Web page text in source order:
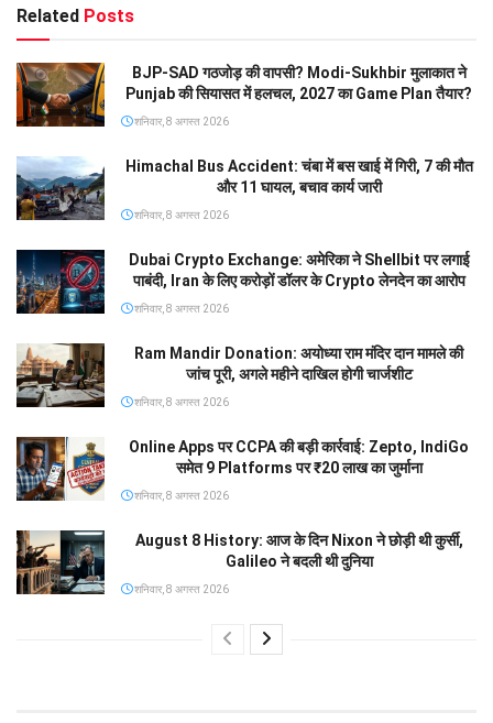
Related Posts
BJP-SAD गठजोड़ की वापसी? Modi-Sukhbir मुलाकात ने
Punjab की सियासत में हलचल, 2027 का Game Plan तैयार?
शनिवार, 8 अगस्त 2026
Himachal Bus Accident: चंबा में बस खाई में गिरी, 7 की मौत
और 11 घायल, बचाव कार्य जारी
शनिवार, 8 अगस्त 2026
Dubai Crypto Exchange: अमेरिका ने Shellbit पर लगाई
पाबंदी, Iran के लिए करोड़ों डॉलर के Crypto लेनदेन का आरोप
शनिवार, 8 अगस्त 2026
Ram Mandir Donation: अयोध्या राम मंदिर दान मामले की
जांच पूरी, अगले महीने दाखिल होगी चार्जशीट
शनिवार, 8 अगस्त 2026
Online Apps पर CCPA की बड़ी कार्रवाई: Zepto, IndiGo
समेत 9 Platforms पर ₹20 लाख का जुर्माना
शनिवार, 8 अगस्त 2026
August 8 History: आज के दिन Nixon ने छोड़ी थी कुर्सी,
Galileo ने बदली थी दुनिया
शनिवार, 8 अगस्त 2026